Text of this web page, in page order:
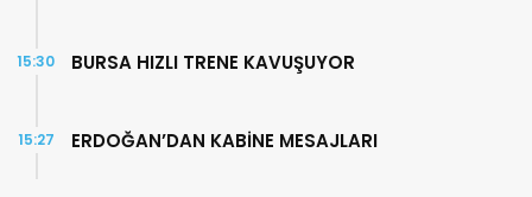
BURSA HIZLI TRENE KAVUŞUYOR
15:30
ERDOĞAN’DAN KABİNE MESAJLARI
15:27